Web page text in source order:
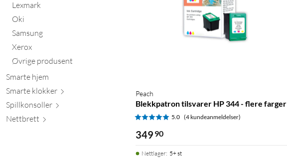
Lexmark
Oki
Samsung
Xerox
Øvrige produsent
Smarte hjem
Smarte klokker
Spillkonsoller
Nettbrett
Peach
Blekkpatron tilsvarer HP 344 - flere farger
5.0 (4 kundeanmeldelser)
349 90
Nettlager: 5+ st